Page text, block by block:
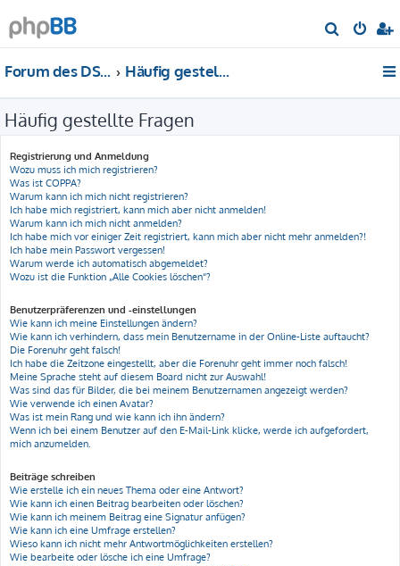
u
Forum des DS-Club Deutschland e.V. Häufig gestellte Fragen
Häufig gestellte Fragen
Registrierung und Anmeldung
Wozu muss ich mich registrieren?
Was ist COPPA?
Warum kann ich mich nicht registrieren?
Ich habe mich registriert, kann mich aber nicht anmelden!
Warum kann ich mich nicht anmelden?
Ich habe mich vor einiger Zeit registriert, kann mich aber nicht mehr anmelden?!
Ich habe mein Passwort vergessen!
Warum werde ich automatisch abgemeldet?
Wozu ist die Funktion „Alle Cookies löschen“?
Benutzerpräferenzen und -einstellungen
Wie kann ich meine Einstellungen ändern?
Wie kann ich verhindern, dass mein Benutzername in der Online-Liste auftaucht?
Die Forenuhr geht falsch!
Ich habe die Zeitzone eingestellt, aber die Forenuhr geht immer noch falsch!
Meine Sprache steht auf diesem Board nicht zur Auswahl!
Was sind das für Bilder, die bei meinem Benutzernamen angezeigt werden?
Wie verwende ich einen Avatar?
Was ist mein Rang und wie kann ich ihn ändern?
Wenn ich bei einem Benutzer auf den E-Mail-Link klicke, werde ich aufgefordert,
mich anzumelden.
Beiträge schreiben
Wie erstelle ich ein neues Thema oder eine Antwort?
Wie kann ich einen Beitrag bearbeiten oder löschen?
Wie kann ich meinem Beitrag eine Signatur anfügen?
Wie kann ich eine Umfrage erstellen?
Wieso kann ich nicht mehr Antwortmöglichkeiten erstellen?
Wie bearbeite oder lösche ich eine Umfrage?